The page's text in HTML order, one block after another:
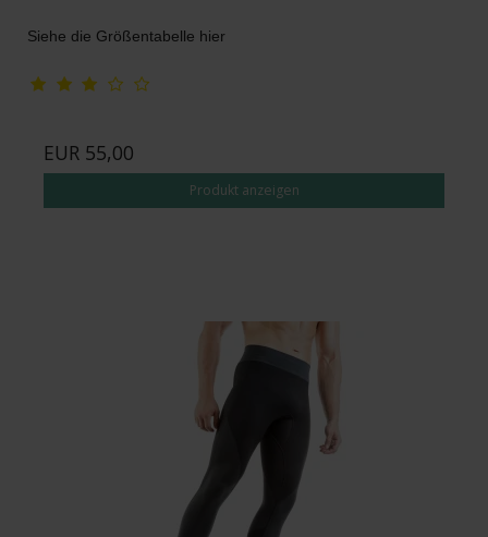
Siehe die Größentabelle hier
EUR 55,00
Produkt anzeigen